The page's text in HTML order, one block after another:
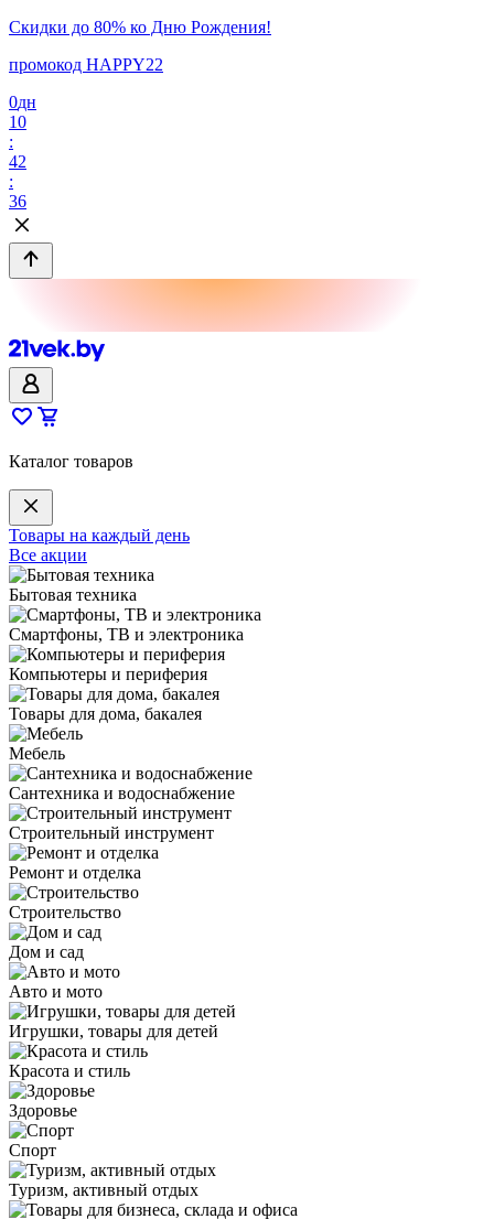
Скидки до 80% ко Дню Рождения!
промокод HAPPY22
0дн
10
:
42
:
36
Каталог товаров
Товары на каждый день
Все акции
Бытовая техника
Смартфоны, ТВ и электроника
Компьютеры и периферия
Товары для дома, бакалея
Мебель
Сантехника и водоснабжение
Строительный инструмент
Ремонт и отделка
Строительство
Дом и сад
Авто и мото
Игрушки, товары для детей
Красота и стиль
Здоровье
Спорт
Туризм, активный отдых